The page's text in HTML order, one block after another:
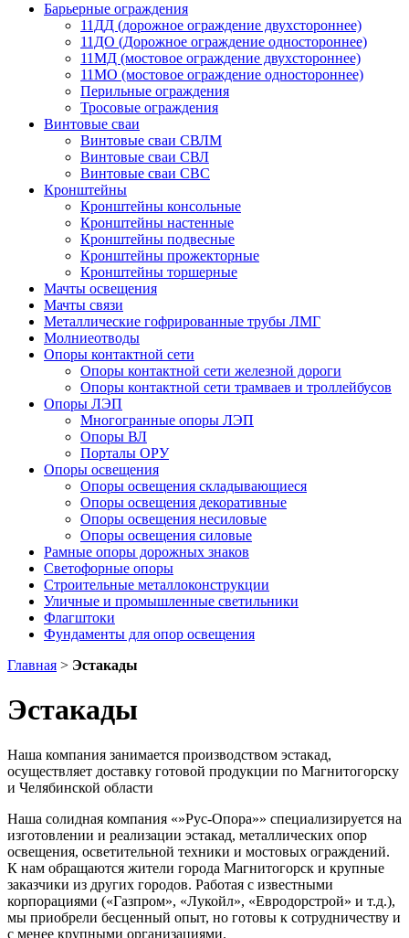
Барьерные ограждения
11ДД (дорожное ограждение двухстороннее)
11ДО (Дорожное ограждение одностороннее)
11МД (мостовое ограждение двухстороннее)
11МО (мостовое ограждение одностороннее)
Перильные ограждения
Тросовые ограждения
Винтовые сваи
Винтовые сваи СВЛМ
Винтовые сваи СВЛ
Винтовые сваи СВС
Кронштейны
Кронштейны консольные
Кронштейны настенные
Кронштейны подвесные
Кронштейны прожекторные
Кронштейны торшерные
Мачты освещения
Мачты связи
Металлические гофрированные трубы ЛМГ
Молниеотводы
Опоры контактной сети
Опоры контактной сети железной дороги
Опоры контактной сети трамваев и троллейбусов
Опоры ЛЭП
Многогранные опоры ЛЭП
Опоры ВЛ
Порталы ОРУ
Опоры освещения
Опоры освещения cкладывающиеся
Опоры освещения декоративные
Опоры освещения несиловые
Опоры освещения силовые
Рамные опоры дорожных знаков
Светофорные опоры
Строительные металлоконструкции
Уличные и промышленные светильники
Флагштоки
Фундаменты для опор освещения
Главная > Эстакады
Эстакады
Наша компания занимается производством эстакад,
осуществляет доставку готовой продукции по Магнитогорску
и Челябинской области
Наша солидная компания «»Рус-Опора»» специализируется на
изготовлении и реализации эстакад, металлических опор
освещения, осветительной техники и мостовых ограждений.
К нам обращаются жители города Магнитогорск и крупные
заказчики из других городов. Работая с известными
корпорациями («Газпром», «Лукойл», «Евродорстрой» и т.д.),
мы приобрели бесценный опыт, но готовы к сотрудничеству и
с менее крупными организациями.